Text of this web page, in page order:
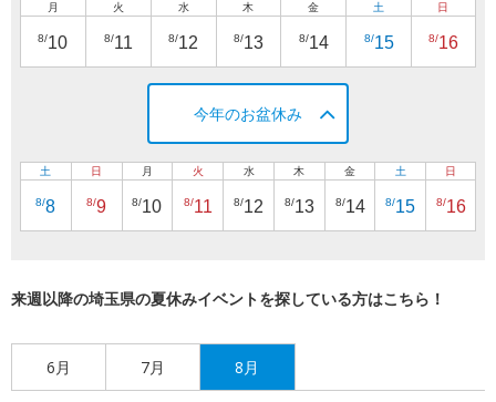
月
8/10
火
8/11
水
8/12
木
8/13
金
8/14
土
8/15
日
8/16
今年のお盆休み
土
8/8
日
8/9
月
8/10
火
8/11
水
8/12
木
8/13
金
8/14
土
8/15
日
8/16
来週以降の埼玉県の夏休みイベントを探している方はこちら！
6月 7月 8月